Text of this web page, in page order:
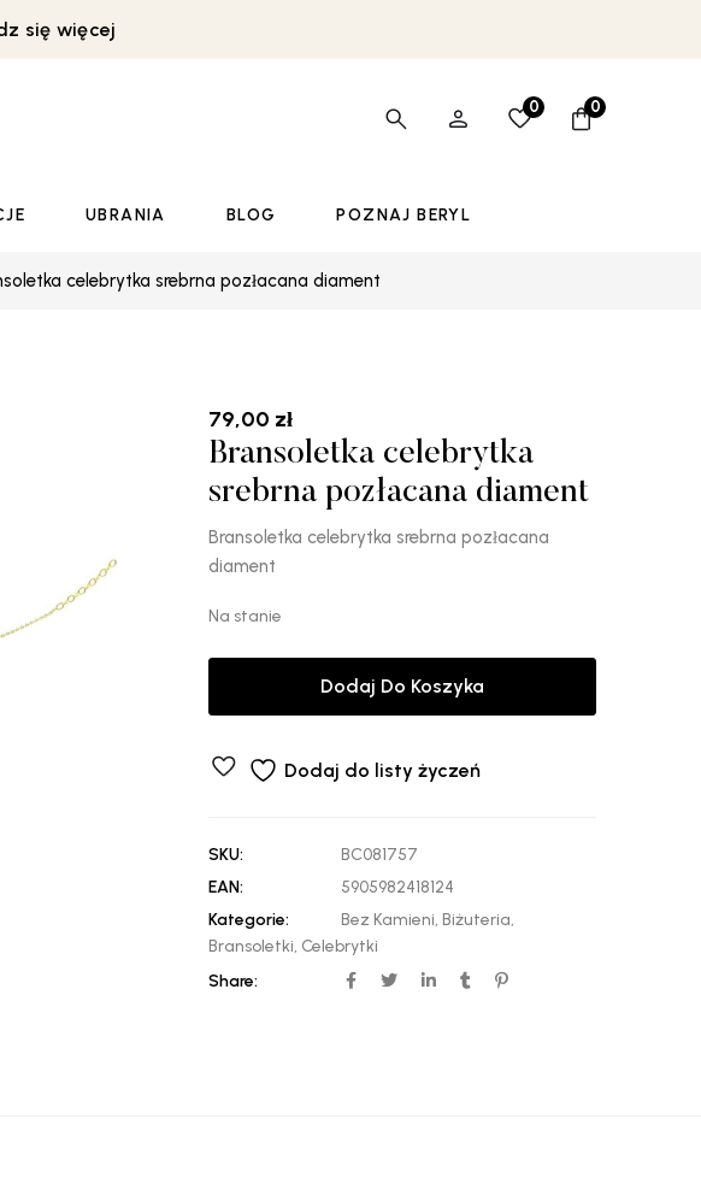
się więcej
0 0
UBRANIA BLOG POZNAJ BERYL
celebrytka srebrna pozłacana diament
79,00 zł
Bransoletka celebrytka
srebrna pozłacana diament
Bransoletka celebrytka srebrna pozłacana
diament
Na stanie
Dodaj Do Koszyka
Dodaj do listy życzeń
SKU:
BC081757
EAN:
5905982418124
Kategorie:
Bez Kamieni, Biżuteria,
Bransoletki, Celebrytki
Share: